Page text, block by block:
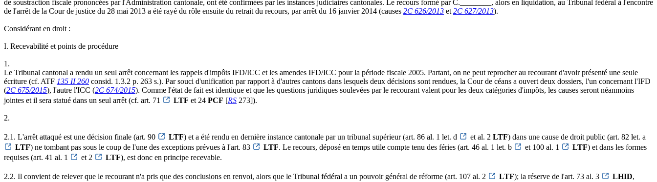
de soustraction fiscale prononcées par l'Administration cantonale, ont été confirmées par les instances judiciaires cantonales. Le recours formé par C.________, alors en liquidation, au Tribunal fédéral à l'encontre
de l'arrêt de la Cour de justice du 28 mai 2013 a été rayé du rôle ensuite du retrait du recours, par arrêt du 16 janvier 2014 (causes 2C 626/2013 et 2C 627/2013).
Considérant en droit :
I. Recevabilité et points de procédure
1.
Le Tribunal cantonal a rendu un seul arrêt concernant les rappels d'impôts IFD/ICC et les amendes IFD/ICC pour la période fiscale 2005. Partant, on ne peut reprocher au recourant d'avoir présenté une seule
écriture (cf. ATF 135 II 260 consid. 1.3.2 p. 263 s.). Par souci d'unification par rapport à d'autres cantons dans lesquels deux décisions sont rendues, la Cour de céans a ouvert deux dossiers, l'un concernant l'IFD
(2C 675/2015), l'autre l'ICC (2C 674/2015). Comme l'état de fait est identique et que les questions juridiques soulevées par le recourant valent pour les deux catégories d'impôts, les causes seront néanmoins
jointes et il sera statué dans un seul arrêt (cf. art. 71
LTF et 24 PCF [RS 273]).
2.
2.1. L'arrêt attaqué est une décision finale (art. 90 LTF) et a été rendu en dernière instance cantonale par un tribunal supérieur (art. 86 al. 1 let. d et al. 2 LTF) dans une cause de droit public (art. 82 let. a
LTF) ne tombant pas sous le coup de l'une des exceptions prévues à l'art. 83 LTF. Le recours, déposé en temps utile compte tenu des féries (art. 46 al. 1 let. b et 100 al. 1 LTF) et dans les formes
requises (art. 41 al. 1
et 2 LTF), est donc en principe recevable.
2.2. Il convient de relever que le recourant n'a pris que des conclusions en renvoi, alors que le Tribunal fédéral a un pouvoir général de réforme (art. 107 al. 2 LTF); la réserve de l'art. 73 al. 3 LHID,